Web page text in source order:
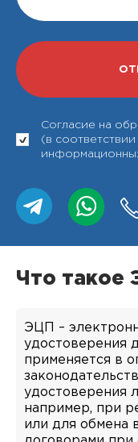
Согласие на
(в
Что такое
ЭЦП –
удостоверения
применяется в
удостоверения
например, при
или для обмена